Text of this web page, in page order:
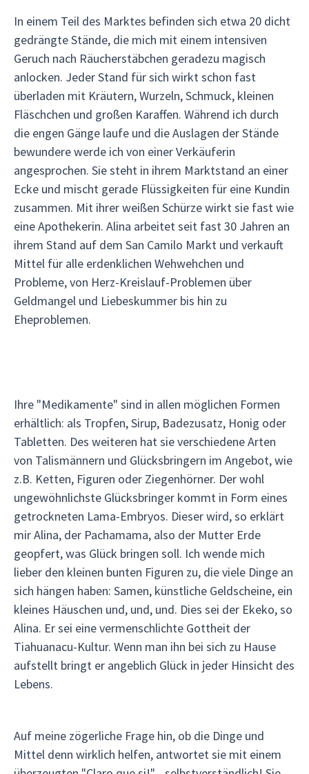
In einem Teil des Marktes befinden sich etwa 20 dicht
gedrängte Stände, die mich mit einem intensiven
Geruch nach Räucherstäbchen geradezu magisch
anlocken. Jeder Stand für sich wirkt schon fast
überladen mit Kräutern, Wurzeln, Schmuck, kleinen
Fläschchen und großen Karaffen. Während ich durch
die engen Gänge laufe und die Auslagen der Stände
bewundere werde ich von einer Verkäuferin
angesprochen. Sie steht in ihrem Marktstand an einer
Ecke und mischt gerade Flüssigkeiten für eine Kundin
zusammen. Mit ihrer weißen Schürze wirkt sie fast wie
eine Apothekerin. Alina arbeitet seit fast 30 Jahren an
ihrem Stand auf dem San Camilo Markt und verkauft
Mittel für alle erdenklichen Wehwehchen und
Probleme, von Herz-Kreislauf-Problemen über
Geldmangel und Liebeskummer bis hin zu
Eheproblemen.
Ihre "Medikamente" sind in allen möglichen Formen
erhältlich: als Tropfen, Sirup, Badezusatz, Honig oder
Tabletten. Des weiteren hat sie verschiedene Arten
von Talismännern und Glücksbringern im Angebot, wie
z.B. Ketten, Figuren oder Ziegenhörner. Der wohl
ungewöhnlichste Glücksbringer kommt in Form eines
getrockneten Lama-Embryos. Dieser wird, so erklärt
mir Alina, der Pachamama, also der Mutter Erde
geopfert, was Glück bringen soll. Ich wende mich
lieber den kleinen bunten Figuren zu, die viele Dinge an
sich hängen haben: Samen, künstliche Geldscheine, ein
kleines Häuschen und, und, und. Dies sei der Ekeko, so
Alina. Er sei eine vermenschlichte Gottheit der
Tiahuanacu-Kultur. Wenn man ihn bei sich zu Hause
aufstellt bringt er angeblich Glück in jeder Hinsicht des
Lebens.
Auf meine zögerliche Frage hin, ob die Dinge und
Mittel denn wirklich helfen, antwortet sie mit einem